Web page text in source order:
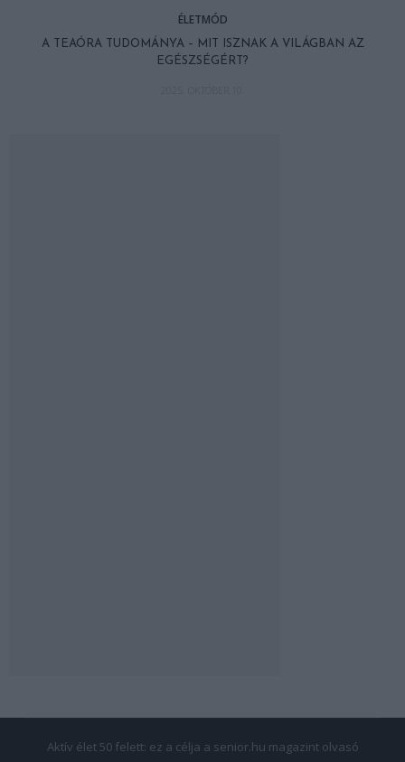
ÉLETMÓD
A TEAÓRA TUDOMÁNYA – MIT ISZNAK A VILÁGBAN AZ
EGÉSZSÉGÉRT?
Aktív élet 50 felett: ez a célja a senior.hu magazint olvasó